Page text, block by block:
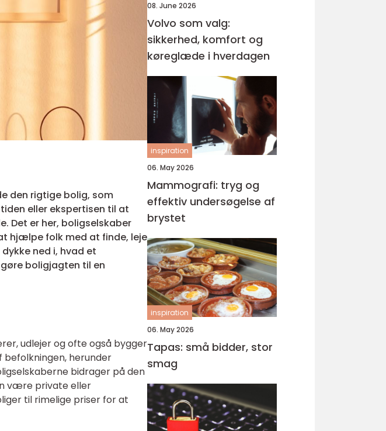
den rigtige bolig, som
eller ekspertisen til at
Det er her, boligselskaber
hjælpe folk med at finde, leje
ned i, hvad et
boligjagten til en
udlejer og ofte også bygger
herunder
bidrager på den
være private eller
til rimelige priser for at
08. June 2026
Volvo som valg:
sikkerhed, komfort og
køreglæde i hverdagen
inspiration
06. May 2026
Mammografi: tryg og
effektiv undersøgelse af
brystet
inspiration
06. May 2026
Tapas: små bidder, stor
smag